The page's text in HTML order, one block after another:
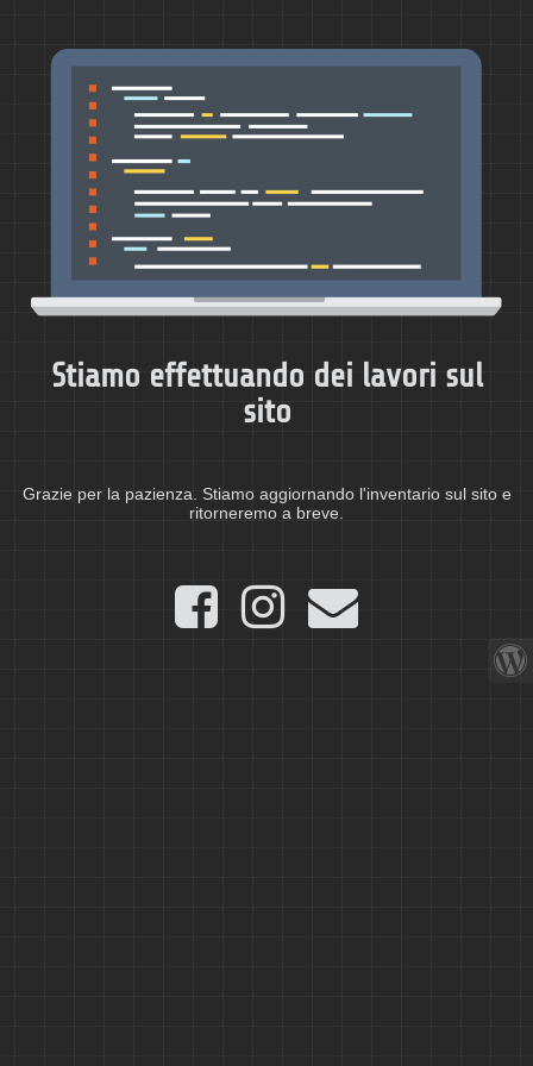
Stiamo effettuando dei lavori sul
sito
Grazie per la pazienza. Stiamo aggiornando l'inventario sul sito e
ritorneremo a breve.